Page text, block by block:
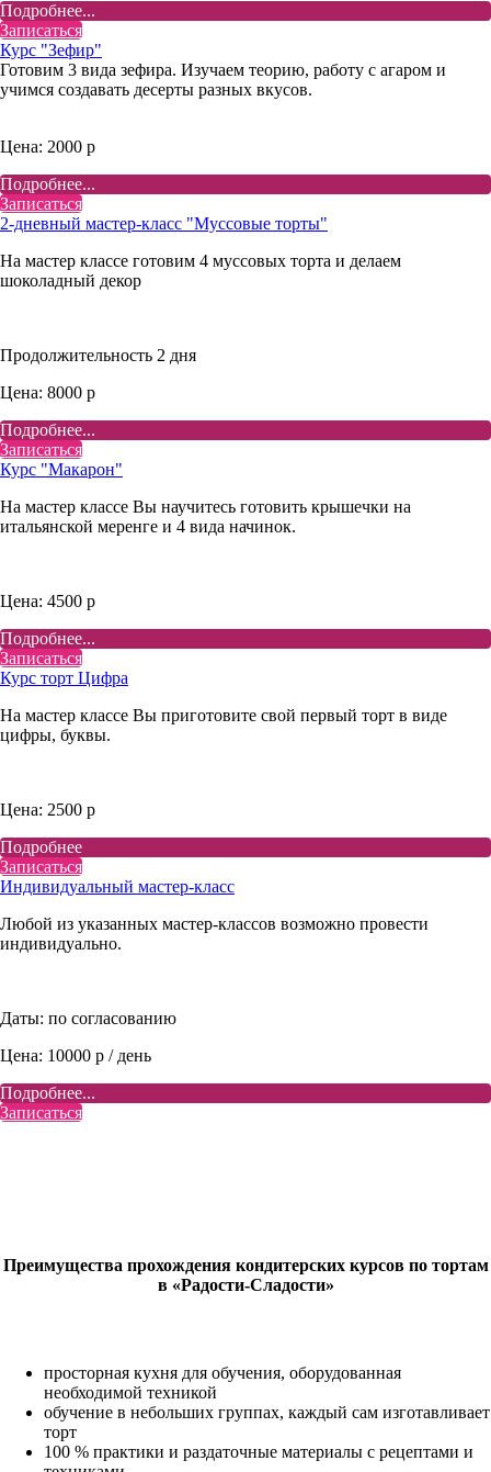
Подробнее...
Записаться
Курс "Зефир"
Готовим 3 вида зефира. Изучаем теорию, работу с агаром и
учимся создавать десерты разных вкусов.
Цена: 2000 р
Подробнее...
Записаться
2-дневный мастер-класс "Муссовые торты"
На мастер классе готовим 4 муссовых торта и делаем
шоколадный декор
Продолжительность 2 дня
Цена: 8000 р
Подробнее...
Записаться
Курс "Макарон"
На мастер классе Вы научитесь готовить крышечки на
итальянской меренге и 4 вида начинок.
Цена: 4500 р
Подробнее...
Записаться
Курс торт Цифра
На мастер классе Вы приготовите свой первый торт в виде
цифры, буквы.
Цена: 2500 р
Подробнее
Записаться
Индивидуальный мастер-класс
Любой из указанных мастер-классов возможно провести
индивидуально.
Даты: по согласованию
Цена: 10000 р / день
Подробнее...
Записаться
Преимущества прохождения кондитерских курсов по тортам
в «Радости-Сладости»
просторная кухня для обучения, оборудованная
необходимой техникой
обучение в небольших группах, каждый сам изготавливает
торт
100 % практики и раздаточные материалы с рецептами и